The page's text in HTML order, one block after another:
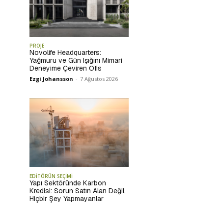
PROJE
Novolife Headquarters:
Yağmuru ve Gün Işığını Mimari
Deneyime Çeviren Ofis
Ezgi Johansson - 7 Ağustos 2026
EDİTÖRÜN SEÇİMİ
Yapı Sektöründe Karbon
Kredisi: Sorun Satın Alan Değil,
Hiçbir Şey Yapmayanlar